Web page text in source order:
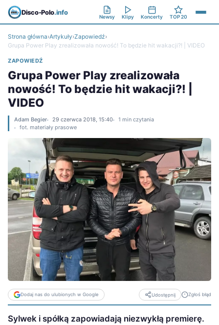
Disco-Polo.info
Newsy Klipy Koncerty TOP 20
Strona główna›Artykuły›Zapowiedź›
Grupa Power Play zrealizowała nowość! To będzie hit wakacji?! | VIDEO
ZAPOWIEDŹ
Grupa Power Play zrealizowała
nowość! To będzie hit wakacji?! |
VIDEO
Adam Begier 29 czerwca 2018, 15:40
1 min czytania
fot. materiały prasowe
Dodaj nas do ulubionych w Google Udostępnij Zgłoś błąd
Sylwek i spółką zapowiadają niezwykłą premierę.